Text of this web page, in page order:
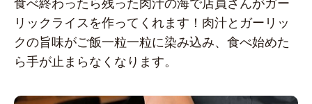
食べ終わったら残った肉汁の海で店員さんがガー
リックライスを作ってくれます！肉汁とガーリッ
クの旨味がご飯一粒一粒に染み込み、食べ始めた
ら手が止まらなくなります。